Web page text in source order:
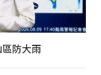
防大雨